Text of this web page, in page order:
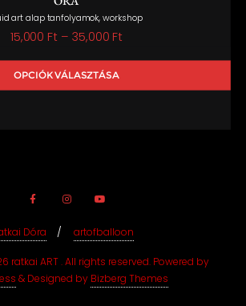
art alap tanfolyamok,workshop
15,000 Ft – 35,000 FtÁrtartomány:
15,000 Ft
OPCIÓK VÁLASZTÁSA
Dóra artofballoon
ratkai ART . All rights reserved. Powered by
& Designed by Bizberg Themes